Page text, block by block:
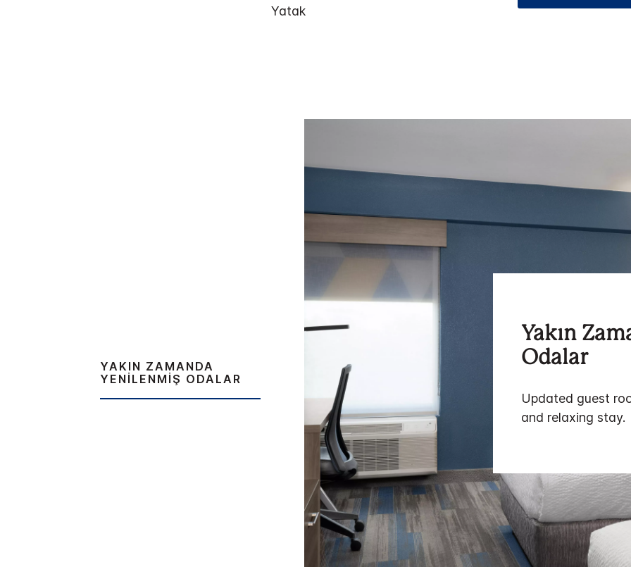
Yatak
YAKIN ZAMANDA
YENILENMIŞ ODALAR
Yakın
Odalar
Updated guest
and relaxing stay.